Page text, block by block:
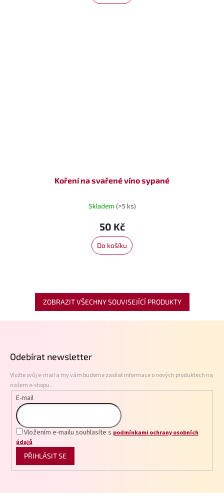
Koření na svařené víno sypané
Skladem (>5 ks)
50 Kč
Do košíku
ZOBRAZIT VŠECHNY SOUVISEJÍCÍ PRODUKTY
Odebírat newsletter
Vložte svůj e-mail a my vám budeme zasílat informace o nových produktech na
našem e-shopu.
E-mail
Vložením e-mailu souhlasíte s podmínkami ochrany osobních
údajů
PŘIHLÁSIT SE